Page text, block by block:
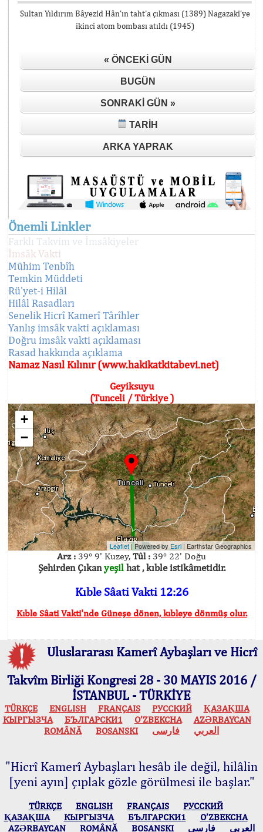
Sultan Yıldırım Bâyezid Hân’ın taht’a çıkması (1389) Nagazaki’ye
ikinci atom bombası atıldı (1945)
« ÖNCEKI GÜN
BUGÜN
SONRAKI GÜN »
TARIH
ARKA YAPRAK
Önemli Linkler
Farklı Takvim ve İmsâkiyeler
İmsâk Vakti
Mühim Tenbîh
Temkin Müddeti
Rü'yet-i Hilâl
Hilâl Rasadları
Senelik Hicrî Kamerî Târîhler
Yanlış imsâk vakti açıklaması
Doğru imsâk vakti açıklaması
Rasad hakkında açıklama
Namaz Nasıl Kılınır (www.hakikatkitabevi.net)
Geyiksuyu
(Tunceli / Türkiye )
+
−
Leaflet| Powered by Esri | Earthstar Geographics
Arz : 39° 9' Kuzey, Tûl : 39° 22' Doğu
Şehirden Çıkanyeşilhat , kıble istikâmetidir.
Kıble Sâati Vakti 12:26
Kıble Sâati Vakti'nde Güneşe dönen, kıbleye dönmüş olur.
Uluslararası Kamerî Aybaşları ve Hicrî
Takvîm Birliği Kongresi 28 - 30 MAYIS 2016 /
İSTANBUL - TÜRKİYE
TÜRKÇE ENGLISH FRANÇAIS РУССКИЙ
ҚАЗАҚША
КЫPГЫЗЧA
БЪЛГАРСКИ1 O’ZBEKCHA
AZӘRBAYCAN
ROMÂNĂ
BOSANSKI العربي فارسی
"Hicrî Kamerî Aybaşları hesâb ile değil, hilâlin
[yeni ayın] çıplak gözle görülmesi ile başlar."
TÜRKÇE ENGLISH FRANÇAIS
РУССКИЙ
ҚАЗАҚША
КЫPГЫЗЧA БЪЛГАРСКИ1
O’ZBEKCHA
AZӘRBAYCAN
ROMÂNĂ BOSANSKI العربي فارسی